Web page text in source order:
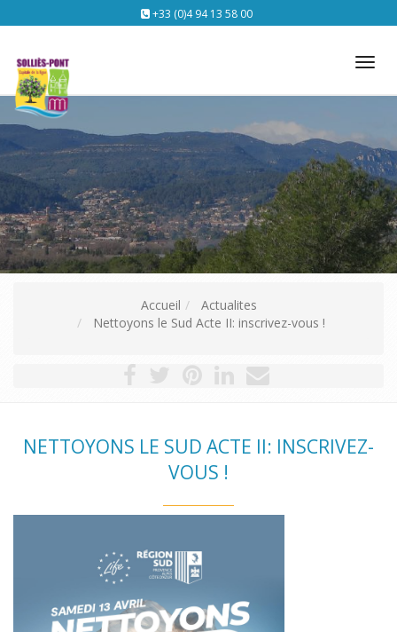
+33 (0)4 94 13 58 00
Accueil
Actualites
Nettoyons le Sud Acte II: inscrivez-vous !
NETTOYONS LE SUD ACTE II: INSCRIVEZ-
VOUS !